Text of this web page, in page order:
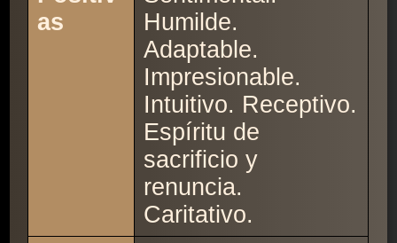
as
Humilde.
Adaptable.
Impresionable.
Intuitivo. Receptivo.
Espíritu de
sacrificio y
renuncia.
Caritativo.